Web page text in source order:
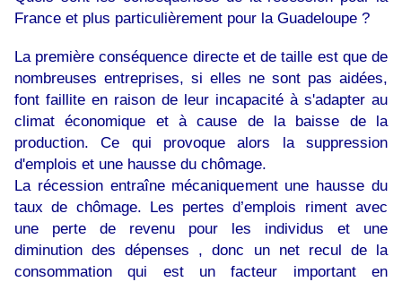
France et plus particulièrement pour la Guadeloupe ?
La première conséquence directe et de taille est que de
nombreuses entreprises, si elles ne sont pas aidées,
font faillite en raison de leur incapacité à s'adapter au
climat économique et à cause de la baisse de la
production. Ce qui provoque alors la suppression
d'emplois et une hausse du chômage.
La récession entraîne mécaniquement une hausse du
taux de chômage. Les pertes d’emplois riment avec
une perte de revenu pour les individus et une
diminution des dépenses , donc un net recul de la
consommation qui est un facteur important en